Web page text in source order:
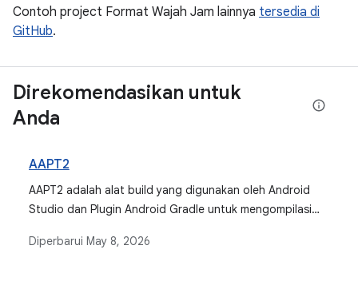
Contoh project Format Wajah Jam lainnya tersedia di
GitHub.
Direkomendasikan untuk
Anda
AAPT2
AAPT2 adalah alat build yang digunakan oleh Android
Studio dan Plugin Android Gradle untuk mengompilasi
mengoptimalkannya ke dalam format biner untuk
Diperbarui May 8, 2026